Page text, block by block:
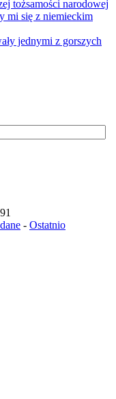
tożsamości narodowej
mi się z niemieckim
jednymi z gorszych
- Ostatnio